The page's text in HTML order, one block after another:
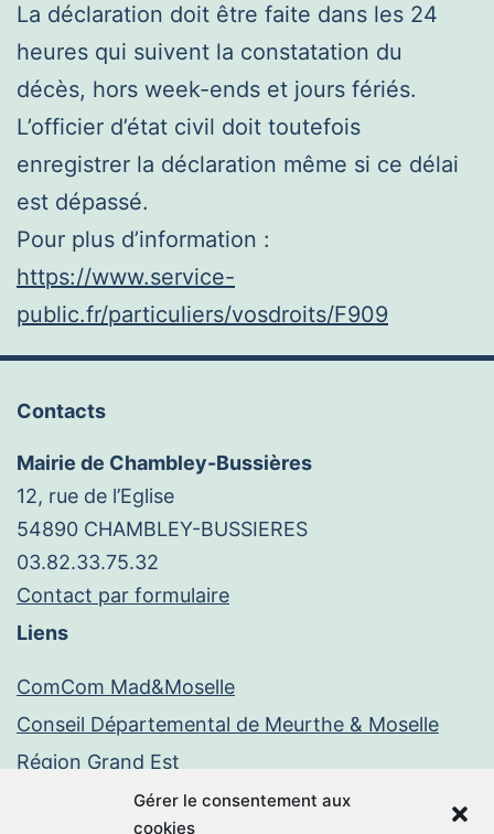
Gérer le consentement aux
cookies
La déclaration doit être faite dans les 24
heures qui suivent la constatation du
décès, hors week-ends et jours fériés.
L’officier d’état civil doit toutefois
enregistrer la déclaration même si ce délai
est dépassé.
Pour plus d’information :
https://www.service-
public.fr/particuliers/vosdroits/F909
Contacts
Mairie de Chambley-Bussières
12, rue de l’Eglise
54890 CHAMBLEY-BUSSIERES
03.82.33.75.32
Contact par formulaire
Liens
ComCom Mad&Moselle
Conseil Départemental de Meurthe & Moselle
Région Grand Est
Paiement en ligne